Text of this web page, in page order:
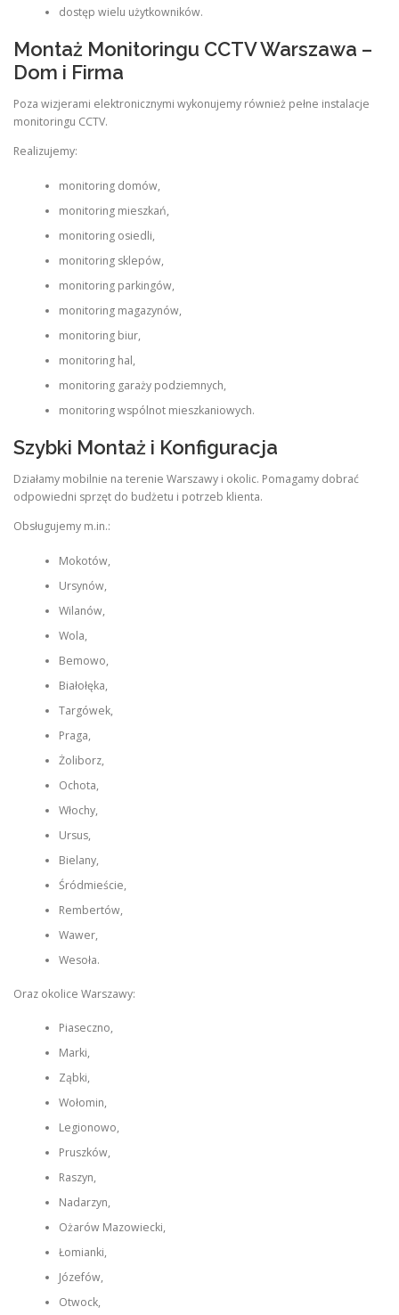
dostęp wielu użytkowników.
Montaż Monitoringu CCTV Warszawa –
Dom i Firma
Poza wizjerami elektronicznymi wykonujemy również pełne instalacje
monitoringu CCTV.
Realizujemy:
monitoring domów,
monitoring mieszkań,
monitoring osiedli,
monitoring sklepów,
monitoring parkingów,
monitoring magazynów,
monitoring biur,
monitoring hal,
monitoring garaży podziemnych,
monitoring wspólnot mieszkaniowych.
Szybki Montaż i Konfiguracja
Działamy mobilnie na terenie Warszawy i okolic. Pomagamy dobrać
odpowiedni sprzęt do budżetu i potrzeb klienta.
Obsługujemy m.in.:
Mokotów,
Ursynów,
Wilanów,
Wola,
Bemowo,
Białołęka,
Targówek,
Praga,
Żoliborz,
Ochota,
Włochy,
Ursus,
Bielany,
Śródmieście,
Rembertów,
Wawer,
Wesoła.
Oraz okolice Warszawy:
Piaseczno,
Marki,
Ząbki,
Wołomin,
Legionowo,
Pruszków,
Raszyn,
Nadarzyn,
Ożarów Mazowiecki,
Łomianki,
Józefów,
Otwock,